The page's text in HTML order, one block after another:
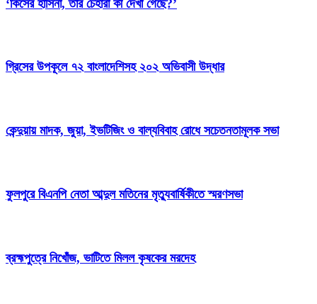
‘কিসের হাসিনা, তার চেহারা কী দেখা গেছে?’
গ্রিসের উপকূলে ৭২ বাংলাদেশিসহ ২০২ অভিবাসী উদ্ধার
কেন্দুয়ায় মাদক, জুয়া, ইভটিজিং ও বাল্যবিবাহ রোধে সচেতনতামূলক সভা
ফুলপুরে বিএনপি নেতা আব্দুল মতিনের মৃত্যুবার্ষিকীতে স্মরণসভা
ব্রহ্মপুত্রে নিখোঁজ, ভাটিতে মিলল কৃষকের মরদেহ